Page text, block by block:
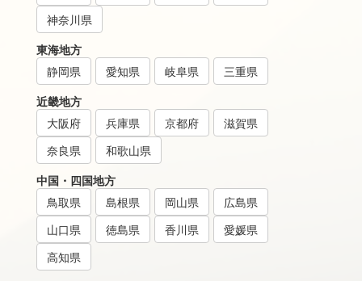
神奈川県
東海地方
静岡県
愛知県 岐阜県
三重県
近畿地方
大阪府
兵庫県 京都府
滋賀県
奈良県
和歌山県
中国・四国地方
鳥取県
島根県 岡山県
広島県
山口県
徳島県 香川県
愛媛県
高知県